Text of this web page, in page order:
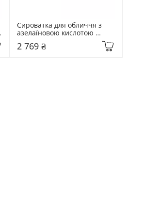
Сироватка для обличчя з
азелаїновою кислотою
THERAMID 30 мл Azid Azelaic
Acid 15% Treatment
2 769 ₴